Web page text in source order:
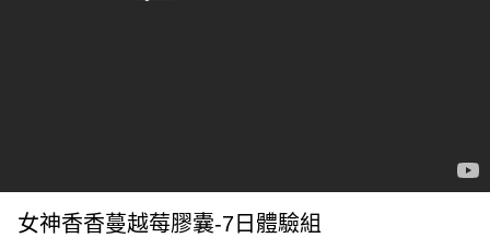
女神香香蔓越莓膠囊-7日體驗組